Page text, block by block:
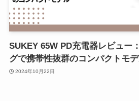
SUKEY 65W PD充電器レビュー
グで携帯性抜群のコンパクトモ
2024年10月22日